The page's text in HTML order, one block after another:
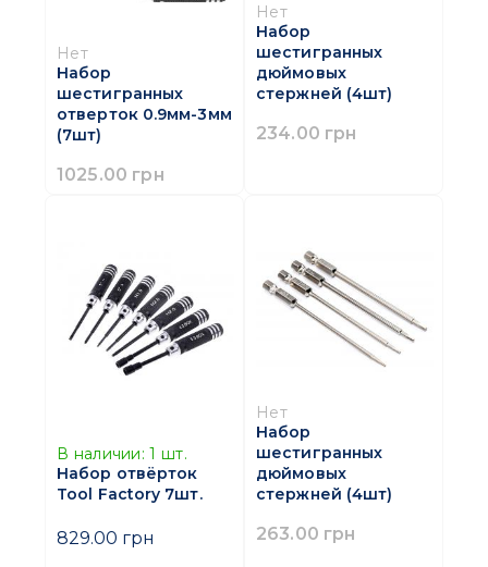
Нет
Набор
шестигранных
отверток 0.9мм-3мм
(7шт)
1025.00 грн
Нет
Набор
шестигранных
дюймовых
стержней (4шт)
234.00 грн
В наличии: 1 шт.
Набор отвёрток
Tool Factory 7шт.
829.00 грн
Нет
Набор
шестигранных
дюймовых
стержней (4шт)
263.00 грн